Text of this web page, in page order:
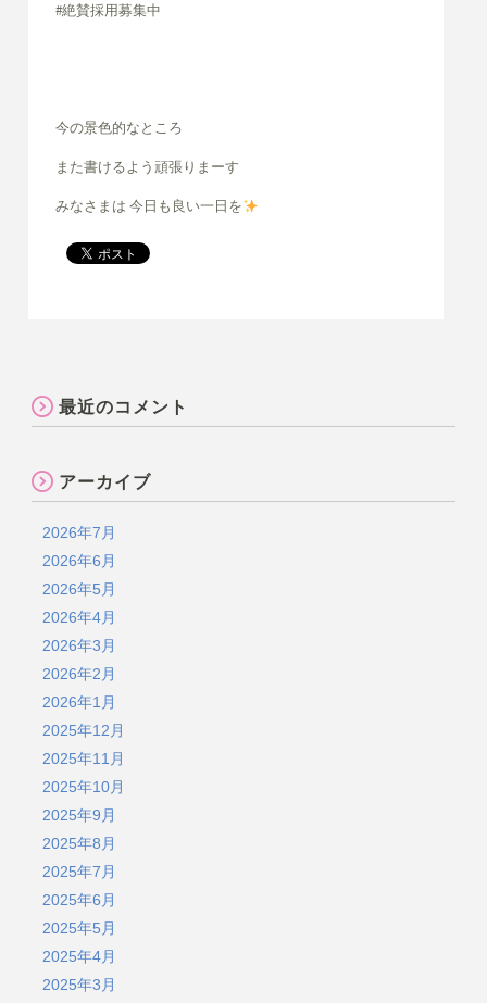
#絶賛採用募集中
今の景色的なところ
また書けるよう頑張りまーす
みなさまは 今日も良い一日を
最近のコメント
アーカイブ
2026年7月
2026年6月
2026年5月
2026年4月
2026年3月
2026年2月
2026年1月
2025年12月
2025年11月
2025年10月
2025年9月
2025年8月
2025年7月
2025年6月
2025年5月
2025年4月
2025年3月